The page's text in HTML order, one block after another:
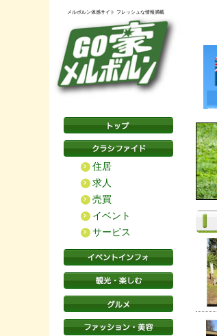
メルボルン体感サイト フレッシュな情報満載
住居
求人
売買
イベント
サービス